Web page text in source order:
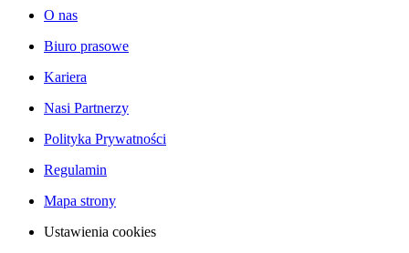
O nas
Biuro prasowe
Kariera
Nasi Partnerzy
Polityka Prywatności
Regulamin
Mapa strony
Ustawienia cookies